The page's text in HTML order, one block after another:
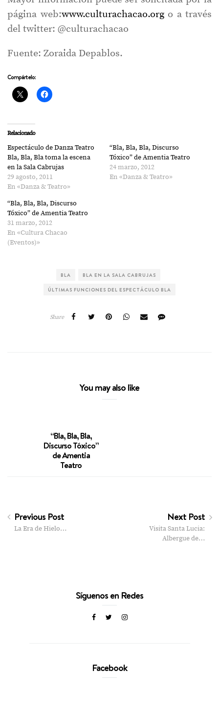
página web:www.culturachacao.orgo a través
del twitter: @culturachacao
Fuente: Zoraida Depablos.
Compártelo:
Relacionado
Espectáculo de Danza Teatro
Bla, Bla, Bla toma la escena
en la Sala Cabrujas
29 agosto, 2011
En «Danza & Teatro»
“Bla, Bla, Bla, Discurso
Tóxico” de Amentia Teatro
24 marzo, 2012
En «Danza & Teatro»
“Bla, Bla, Bla, Discurso
Tóxico” de Amentia Teatro
31 marzo, 2012
En «Cultura Chacao
(Eventos)»
BLA BLA EN LA SALA CABRUJAS
ÚLTIMAS FUNCIONES DEL ESPECTÁCULO BLA
Share
You may also like
“Bla, Bla, Bla,
Discurso Tóxico”
de Amentia
Teatro
Previous Post
La Era de Hielo…
Next Post
Visita Santa Lucia:
Albergue de…
Síguenos en Redes
Facebook